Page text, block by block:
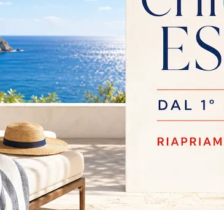
Clicca e scopri di più sulle Poltrone moderne di Twils! Molteplici modelli in pelle, come Biggie, ti attendono.
THELMA